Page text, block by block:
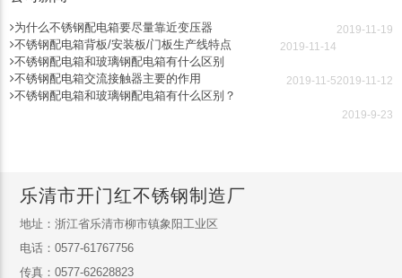
为什么不锈钢配电箱要尽量靠近变压器 2019-11-19
不锈钢配电箱背板/安装板/门板生产线特点 2019-11-14
不锈钢配电箱和玻璃钢配电箱有什么区别
2019-11-12
不锈钢配电箱交流接触器主要的作用 2019-11-5
不锈钢配电箱和玻璃钢配电箱有什么区别？
2019-9-23
乐清市开门红不锈钢制造厂
地址：浙江省乐清市柳市镇象阳工业区
电话：0577-61767756
传真：0577-62628823